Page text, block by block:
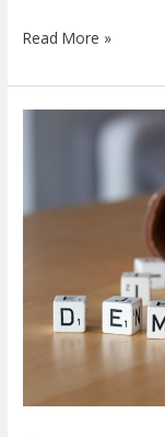
Read More »
Überblick